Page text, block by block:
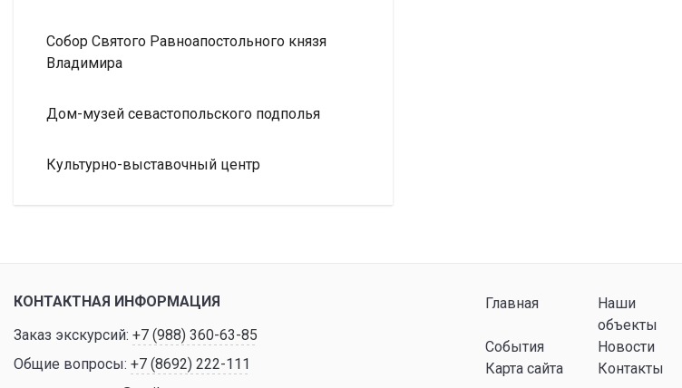
Собор Святого Равноапостольного князя
Владимира
Дом-музей севастопольского подполья
Культурно-выставочный центр
КОНТАКТНАЯ ИНФОРМАЦИЯ
Заказ экскурсий: +7 (988) 360-63-85
Общие вопросы: +7 (8692) 222-111
Главная
Наши
объекты
События
Новости
Карта сайта
Контакты